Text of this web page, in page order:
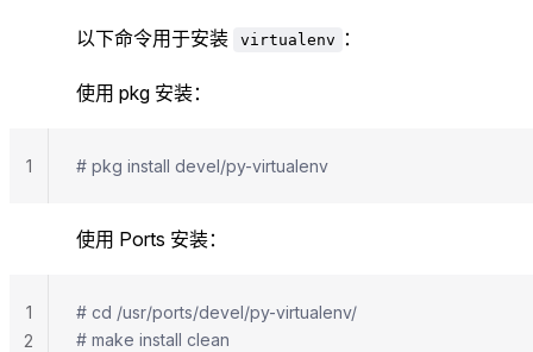
以下命令用于安装 virtualenv ：
使用 pkg 安装：
# pkg install devel/py-virtualenv
1
使用 Ports 安装：
# cd /usr/ports/devel/py-virtualenv/
# make install clean
1
2